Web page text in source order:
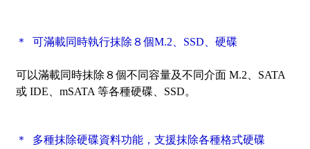
＊ 可滿載同時執行抹除８個M.2、SSD、硬碟
可以滿載同時抹除８個不同容量及不同介面 M.2、SATA
或 IDE、mSATA 等各種硬碟、SSD。
＊ 多種抹除硬碟資料功能，支援抹除各種格式硬碟